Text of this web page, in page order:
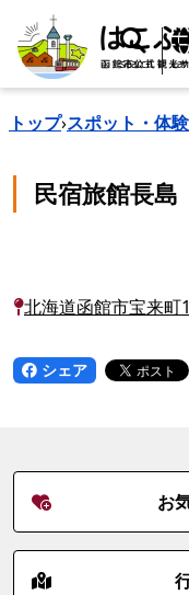
search
トップ›スポット・体験
民宿旅館長島
北海道函館市宝来町
シェア
お